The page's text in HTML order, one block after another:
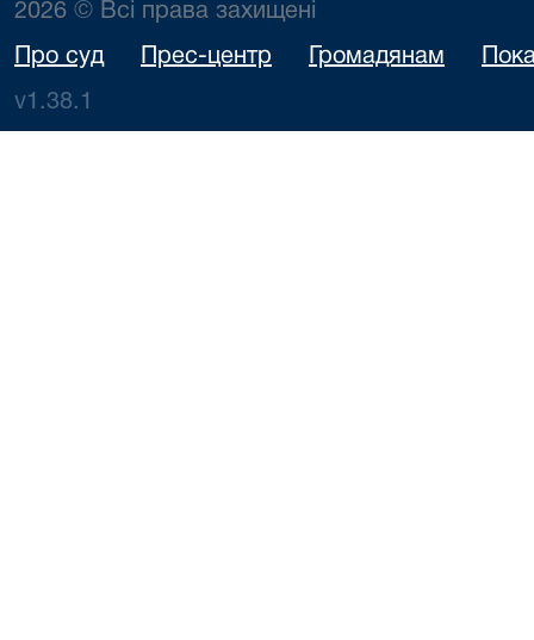
2026 © Всі права захищені
Про суд Прес-центр Громадянам
v1.38.1